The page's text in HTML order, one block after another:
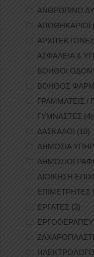
ΑΝΘΡΩΠΙΝΟ
ΑΠΟΘΗΚΑΡΙΟΙ
ΑΡΧΙΤΕΚΤΟΝΕΣ
ΑΣΦΑΛΕΙΑ &
ΒΟΗΘΟΙ
ΒΟΗΘΟΣ
ΓΡΑΜΜΑΤΕΙΣ /
ΓΥΜΝΑΣΤΕΣ (4)
ΔΑΣΚΑΛΟΙ (10)
ΔΗΜΟΣΙΑ
ΔΙΟΙΚΗΣΗ
ΕΡΓΑΤΕΣ (3)